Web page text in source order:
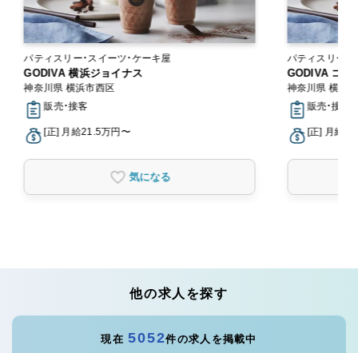
パティスリー・スイーツ・ケーキ屋
GODIVA 横浜ジョイナス
神奈川県 横浜市西区
販売・接客
[正] 月給21.5万円〜
気になる
パティスリー・
GODIVA コー
神奈川県 横須
販売・接客
[正] 月給
他の求人を探す
現在5052件の求人を掲載中